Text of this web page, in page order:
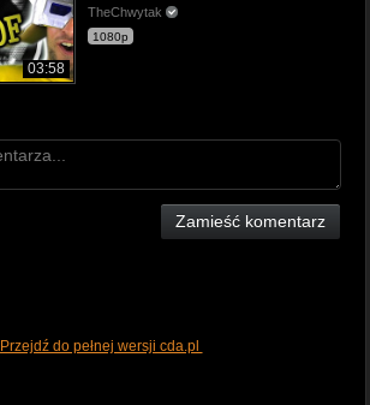
03:58
TheChwytak
1080p
Zamieść komentarz
Przejdź do pełnej wersji cda.pl